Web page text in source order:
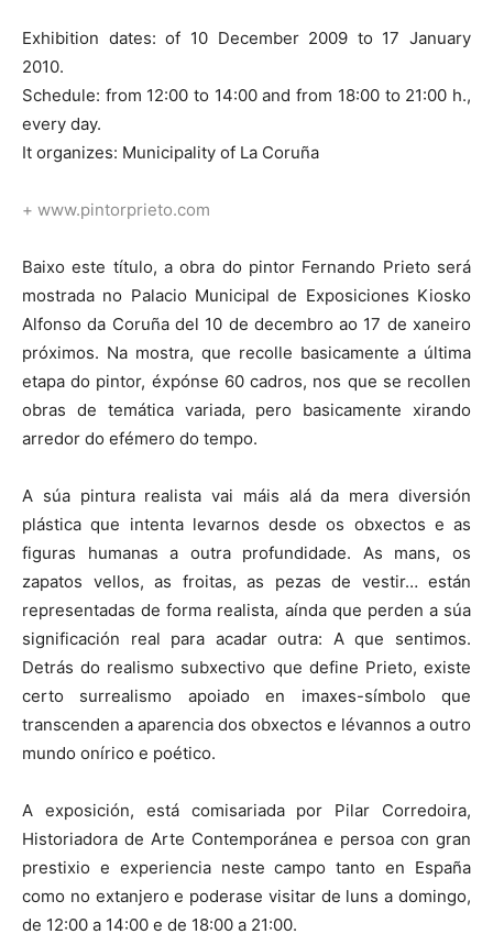
Exhibition dates: of 10 December 2009 to 17 January
2010.
Schedule: from 12:00 to 14:00 and from 18:00 to 21:00 h.,
every day.
It organizes: Municipality of La Coruña
+ www.pintorprieto.com
Baixo este título, a obra do pintor Fernando Prieto será
mostrada no Palacio Municipal de Exposiciones Kiosko
Alfonso da Coruña del 10 de decembro ao 17 de xaneiro
próximos. Na mostra, que recolle basicamente a última
etapa do pintor, éxpónse 60 cadros, nos que se recollen
obras de temática variada, pero basicamente xirando
arredor do efémero do tempo.
A súa pintura realista vai máis alá da mera diversión
plástica que intenta levarnos desde os obxectos e as
figuras humanas a outra profundidade. As mans, os
zapatos vellos, as froitas, as pezas de vestir… están
representadas de forma realista, aínda que perden a súa
significación real para acadar outra: A que sentimos.
Detrás do realismo subxectivo que define Prieto, existe
certo surrealismo apoiado en imaxes-símbolo que
transcenden a aparencia dos obxectos e lévannos a outro
mundo onírico e poético.
A exposición, está comisariada por Pilar Corredoira,
Historiadora de Arte Contemporánea e persoa con gran
prestixio e experiencia neste campo tanto en España
como no extanjero e poderase visitar de luns a domingo,
de 12:00 a 14:00 e de 18:00 a 21:00.